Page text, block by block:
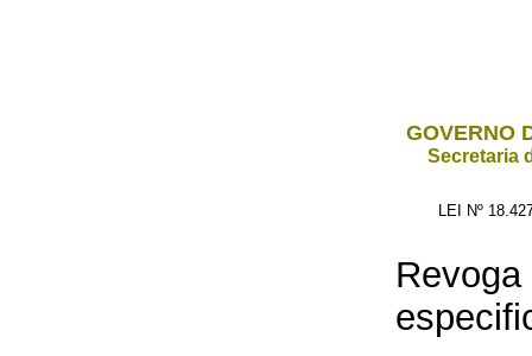
GOVERNO
Secretaria
LEI Nº